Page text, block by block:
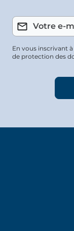
En vous inscrivant
de protection des